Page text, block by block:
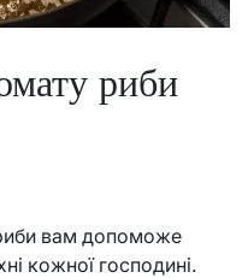
риби
вам допоможе
кожної господині.